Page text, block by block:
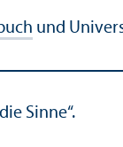
und
Sinne“.